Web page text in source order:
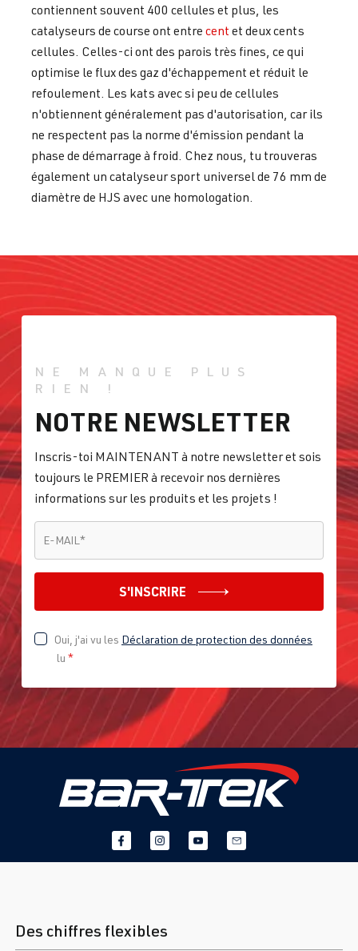
contiennent souvent 400 cellules et plus, les
catalyseurs de course ont entre cent et deux cents
cellules. Celles-ci ont des parois très fines, ce qui
optimise le flux des gaz d'échappement et réduit le
refoulement. Les kats avec si peu de cellules
n'obtiennent généralement pas d'autorisation, car ils
ne respectent pas la norme d'émission pendant la
phase de démarrage à froid. Chez nous, tu trouveras
également un catalyseur sport universel de 76 mm de
diamètre de HJS avec une homologation.
NE MANQUE PLUS
RIEN !
NOTRE NEWSLETTER
Inscris-toi MAINTENANT à notre newsletter et sois
toujours le PREMIER à recevoir nos dernières
informations sur les produits et les projets !
E-MAIL *
S'INSCRIRE
Oui, j'ai vu les Déclaration de protection des données
lu *
Des chiffres flexibles